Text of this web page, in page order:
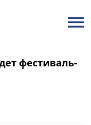
фестиваль-